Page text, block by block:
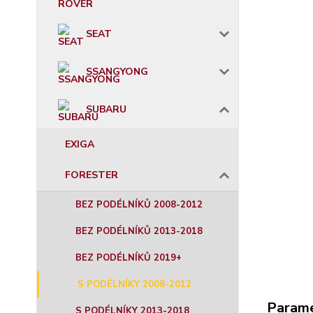
SEAT
SSANGYONG
SUBARU
EXIGA
FORESTER
BEZ PODÉLNÍKŮ 2008-2012
BEZ PODÉLNÍKŮ 2013-2018
BEZ PODÉLNÍKŮ 2019+
S PODÉLNÍKY 2008-2012